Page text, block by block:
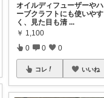
オイルディフューザーやハ
ーブクラフトにも使いやす
く、見た目も清 ...
￥ 1,100
0 0 0
コレ いいね